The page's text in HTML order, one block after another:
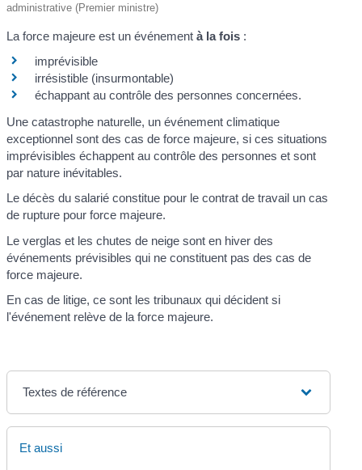
administrative (Premier ministre)
La force majeure est un événementà la fois :
imprévisible
irrésistible (insurmontable)
échappant au contrôle des personnes concernées.
Une catastrophe naturelle, un événement climatique
exceptionnel sont des cas de force majeure, si ces situations
imprévisibles échappent au contrôle des personnes et sont
par nature inévitables.
Le décès du salarié constitue pour le contrat de travail un cas
de rupture pour force majeure.
Le verglas et les chutes de neige sont en hiver des
événements prévisibles qui ne constituent pas des cas de
force majeure.
En cas de litige, ce sont les tribunaux qui décident si
l'événement relève de la force majeure.
Textes de référence
Et aussi